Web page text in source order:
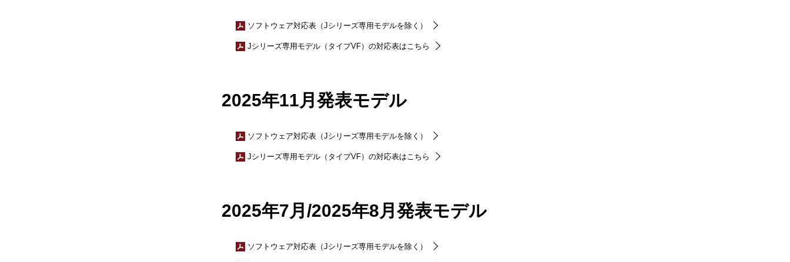
ソフトウェア対応表（Jシリーズ専用モデルを除く）
Jシリーズ専用モデル（タイプVF）の対応表はこちら
2025年11月発表モデル
ソフトウェア対応表（Jシリーズ専用モデルを除く）
Jシリーズ専用モデル（タイプVF）の対応表はこちら
2025年7月/2025年8月発表モデル
ソフトウェア対応表（Jシリーズ専用モデルを除く）